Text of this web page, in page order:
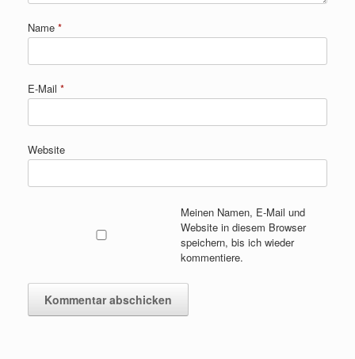
Name *
E-Mail *
Website
Meinen Namen, E-Mail und
Website in diesem Browser
speichern, bis ich wieder
kommentiere.